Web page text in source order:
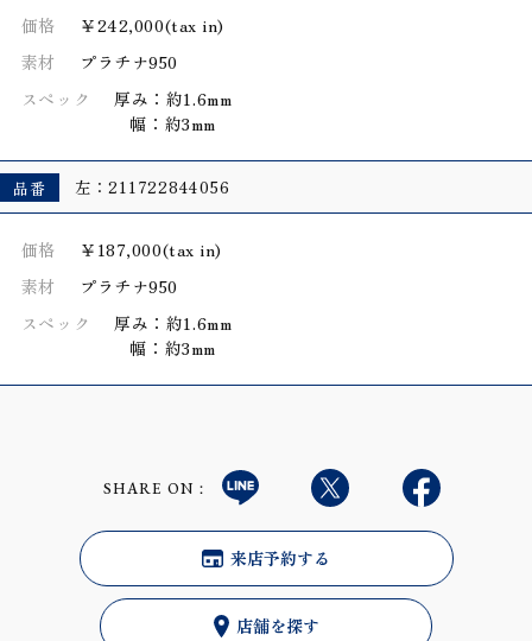
価格
￥242,000(tax in)
素材
プラチナ950
スペック
厚み：約1.6mm
幅：約3mm
品番 左：211722844056
価格
￥187,000(tax in)
素材
プラチナ950
スペック
厚み：約1.6mm
幅：約3mm
SHARE ON：
来店予約する
店舗を探す